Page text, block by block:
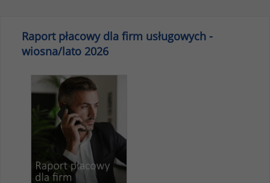
Raport płacowy dla firm usługowych -
wiosna/lato 2026